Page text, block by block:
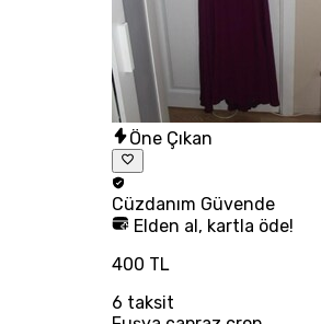
Öne Çıkan
Cüzdanım Güvende
Elden al, kartla öde!
400 TL
6 taksit